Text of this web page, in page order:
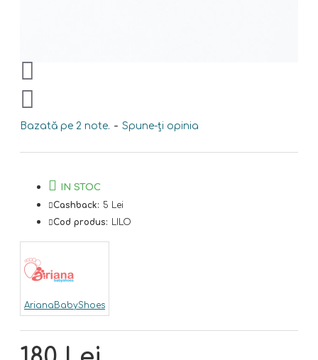
Bazată pe 2 note. - Spune-ţi opinia
IN STOC
Cashback: 5 Lei
Cod produs: LILO
ArianaBabyShoes